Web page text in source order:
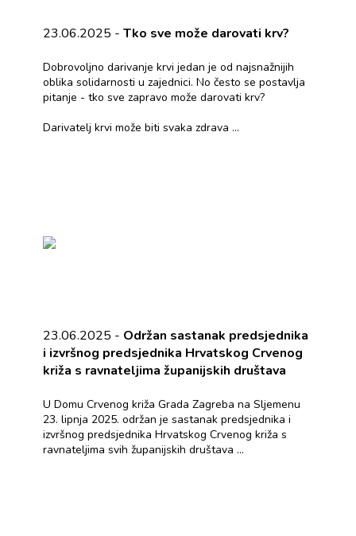
23.06.2025 - Tko sve može darovati krv?
Dobrovoljno darivanje krvi jedan je od najsnažnijih
oblika solidarnosti u zajednici. No često se postavlja
pitanje - tko sve zapravo može darovati krv?
Darivatelj krvi može biti svaka zdrava ...
23.06.2025 - Održan sastanak predsjednika
i izvršnog predsjednika Hrvatskog Crvenog
križa s ravnateljima županijskih društava
U Domu Crvenog križa Grada Zagreba na Sljemenu
23. lipnja 2025. održan je sastanak predsjednika i
izvršnog predsjednika Hrvatskog Crvenog križa s
ravnateljima svih županijskih društava ...